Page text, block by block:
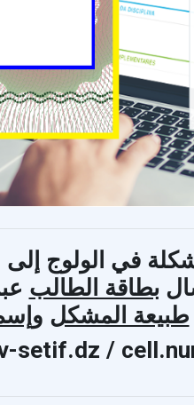
في الولوج
بطاقة الطالب
طبيعة المشكل
setif.dz /